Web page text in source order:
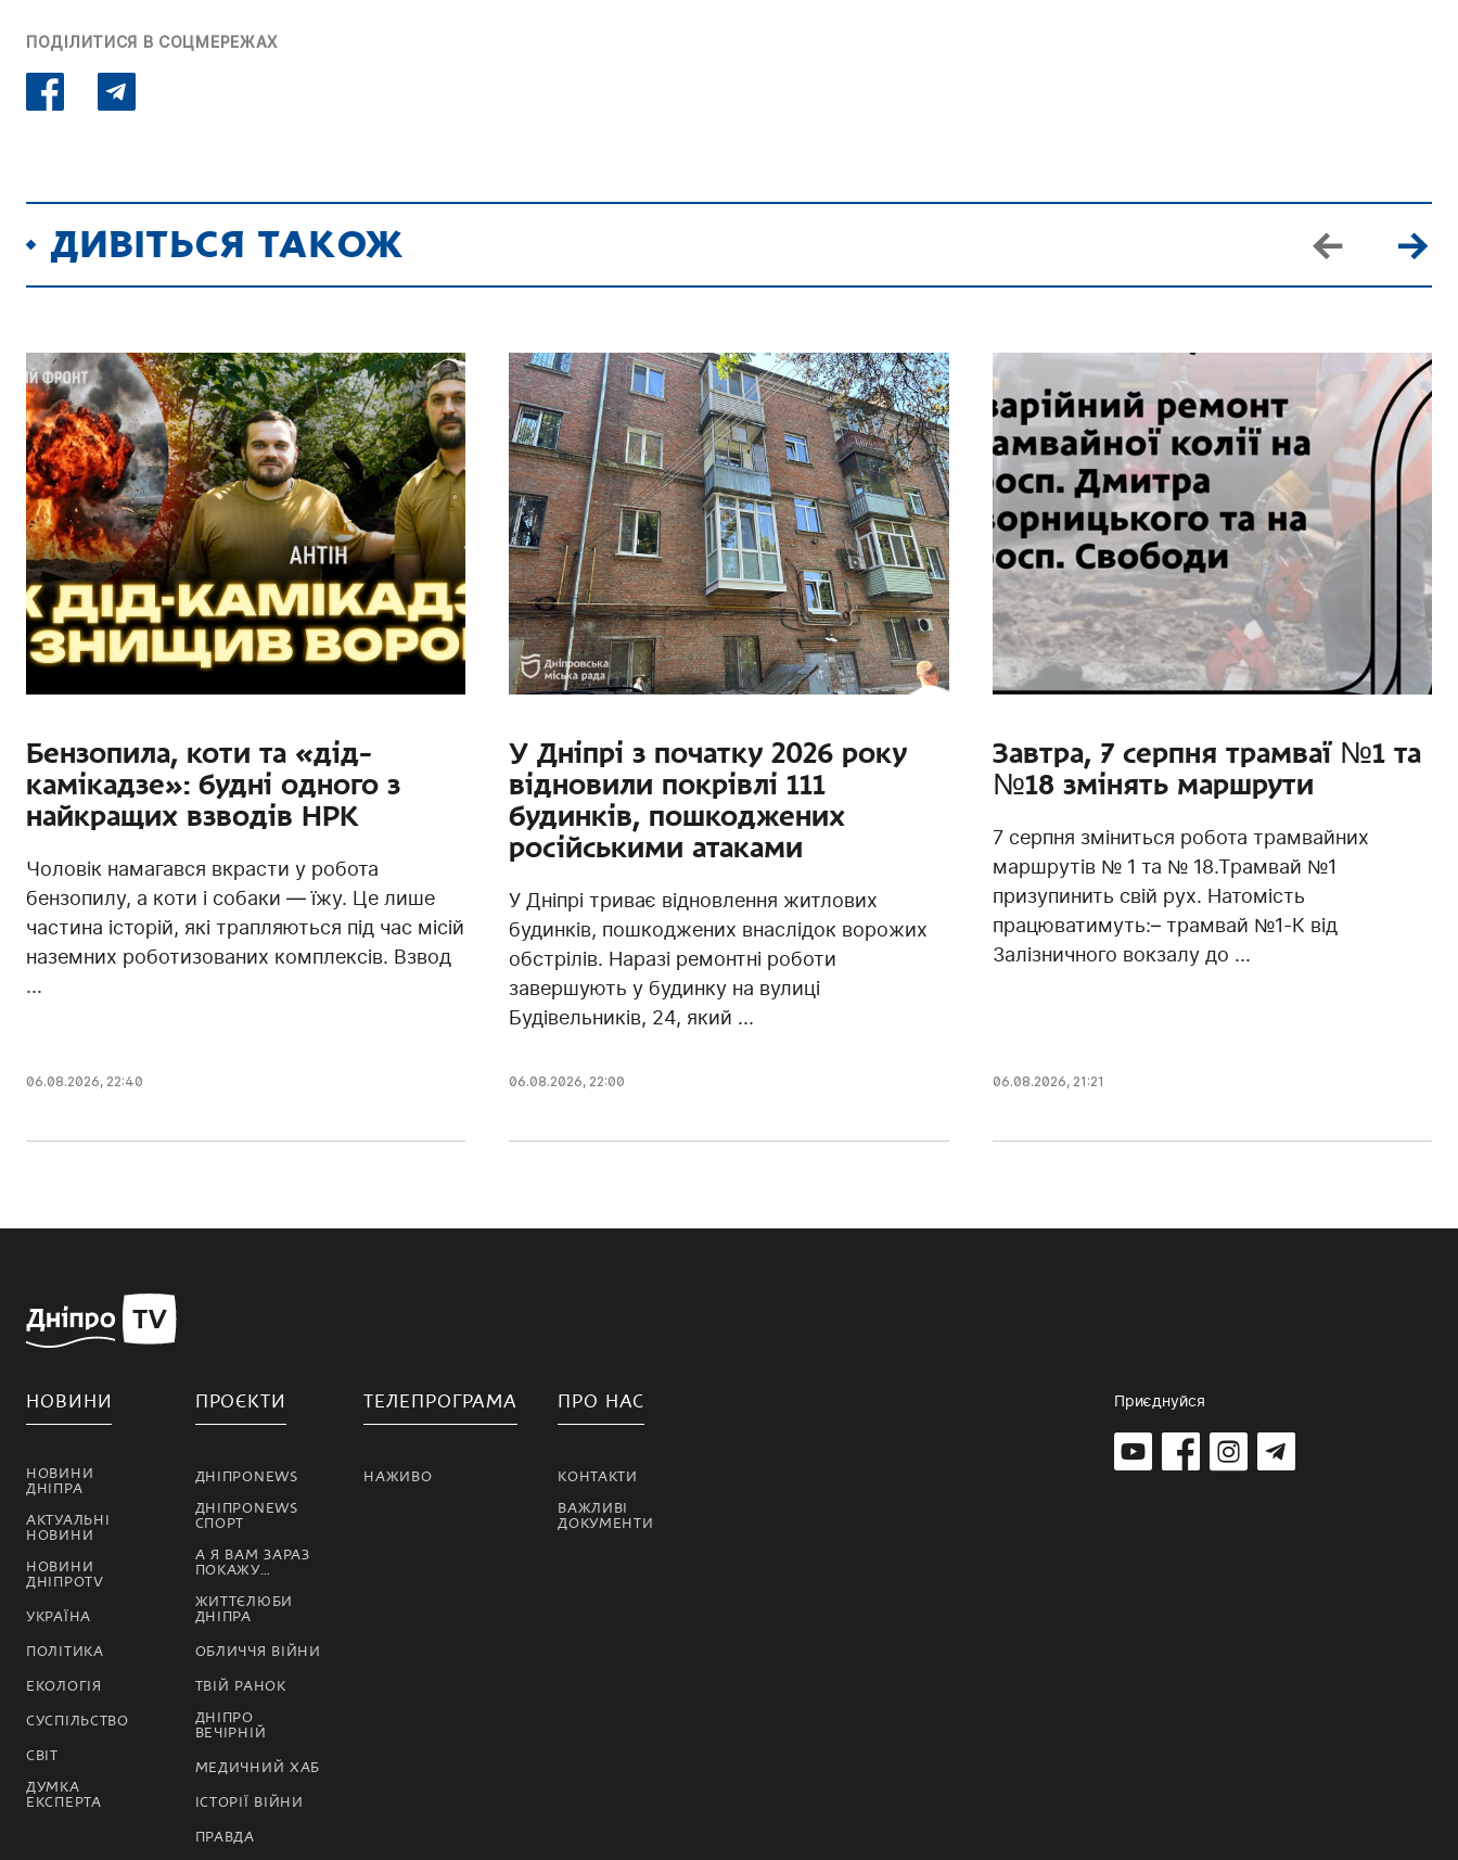
ПОДІЛИТИСЯ В СОЦМЕРЕЖАХ
ДИВІТЬСЯ ТАКОЖ
Бензопила, коти та «дід-
камікадзе»: будні одного з
найкращих взводів НРК
Чоловік намагався вкрасти у робота
бензопилу, а коти і собаки — їжу. Це лише
частина історій, які трапляються під час місій
наземних роботизованих комплексів. Взвод
...
06.08.2026, 22:40
У Дніпрі з початку 2026 року
відновили покрівлі 111
будинків, пошкоджених
російськими атаками
У Дніпрі триває відновлення житлових
будинків, пошкоджених внаслідок ворожих
обстрілів. Наразі ремонтні роботи
завершують у будинку на вулиці
Будівельників, 24, який ...
06.08.2026, 22:00
Завтра, 7 серпня трамваї №1 та
№18 змінять маршрути
7 серпня зміниться робота трамвайних
маршрутів № 1 та № 18.Трамвай №1
призупинить свій рух. Натомість
працюватимуть:– трамвай №1-К від
Залізничного вокзалу до ...
06.08.2026, 21:21
НОВИНИ
НОВИНИ
ДНІПРА
АКТУАЛЬНІ
НОВИНИ
НОВИНИ
ДНІПРОTV
УКРАЇНА
ПОЛІТИКА
ЕКОЛОГІЯ
СУСПІЛЬСТВО
СВІТ
ДУМКА
ЕКСПЕРТА
ПРОЄКТИ
ДНІПРОNEWS
ДНІПРОNEWS
СПОРТ
А Я ВАМ ЗАРАЗ
ПОКАЖУ…
ЖИТТЄЛЮБИ
ДНІПРА
ОБЛИЧЧЯ ВІЙНИ
ТВІЙ РАНОК
ДНІПРО
ВЕЧІРНІЙ
МЕДИЧНИЙ ХАБ
ІСТОРІЇ ВІЙНИ
ПРАВДА
ТЕЛЕПРОГРАМА
НАЖИВО
ПРО НАС
КОНТАКТИ
ВАЖЛИВІ
ДОКУМЕНТИ
Приєднуйся